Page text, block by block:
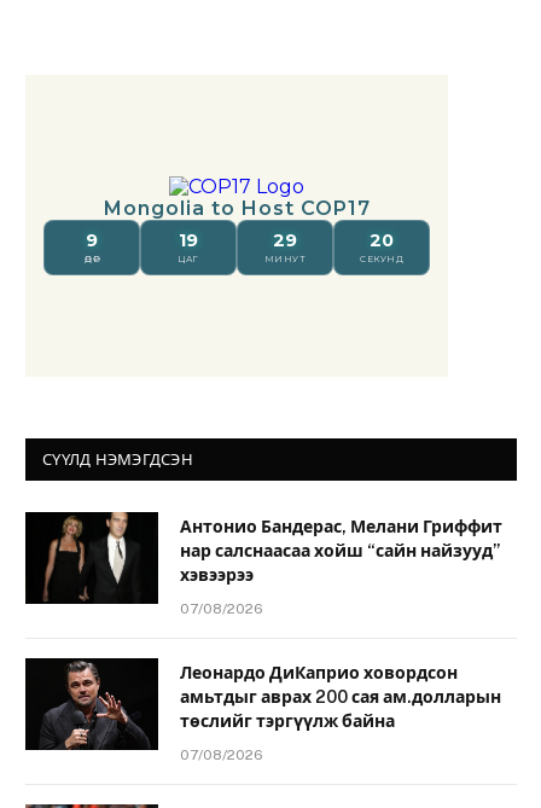
СҮҮЛД НЭМЭГДСЭН
Антонио Бандерас, Мелани Гриффит
нар салснаасаа хойш “сайн найзууд”
хэвээрээ
07/08/2026
Леонардо ДиКаприо ховордсон
амьтдыг аврах 200 сая ам.долларын
төслийг тэргүүлж байна
07/08/2026